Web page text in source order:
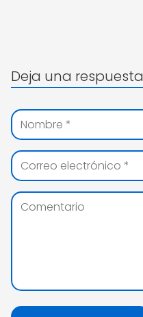
Deja una respuesta